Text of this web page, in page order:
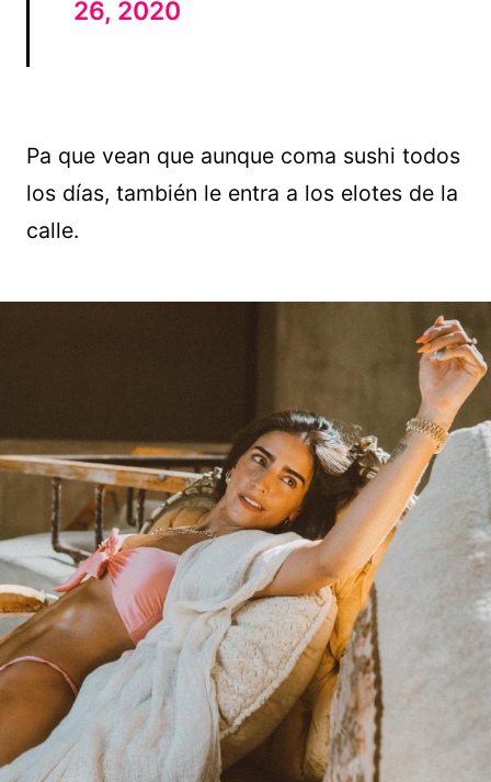
26, 2020
Pa que vean que aunque coma sushi todos
los días, también le entra a los elotes de la
calle.